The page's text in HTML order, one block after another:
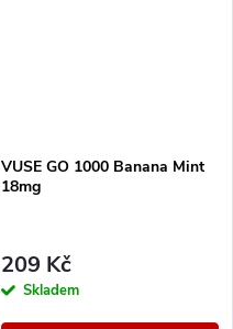
VUSE GO 1000 Banana Mint
18mg
209 Kč
Skladem